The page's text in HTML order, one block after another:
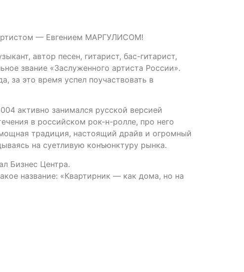
артистом — Евгением МАРГУЛИСОМ!
автор песен, гитарист, бас-гитарист,
звание «Заслуженного артиста России».
за это время успел поучаствовать в
активно занимался русской версией
в российском рок-н-ролле, про него
традиция, настоящий драйв и огромный
на суетливую конъюнктуру рынка.
Бизнес Центра.
название: «Квартирник — как дома, но на